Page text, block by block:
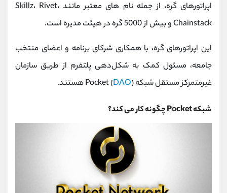
اپراتورهای گره، از جمله نام های معتبر مانند Skillz، Rivet،
Chainstack و بیش از 5000 گره در هیئت مدیره است.
این اپراتورهای گره، با همکاری شرکای برنامه و اعضای منتخب
جامعه، مسئول کمک به شکل‌دهی پلتفرم از طریق سازمان
غیرمتمرکز مستقل شبکه Pocket ( DAO) هستند.
شبکه Pocket چگونه کار می کند؟